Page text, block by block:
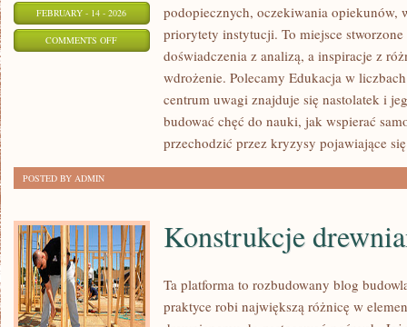
FEBRUARY - 14 - 2026
COMMENTS OFFON
UCZNIOWIE
podopiecznych, oczekiwania opiekunów,
priorytety instytucji. To miejsce stworzone
doświadczenia z analizą, a inspiracje z
wdrożenie. Polecamy Edukacja w
centrum uwagi znajduje się nastolatek i
budować chęć do nauki, jak wspierać
przechodzić przez kryzysy pojawiające się
POSTED BY ADMIN
Konstrukcje
Ta platforma to rozbudowany blog
praktyce robi największą różnicę w